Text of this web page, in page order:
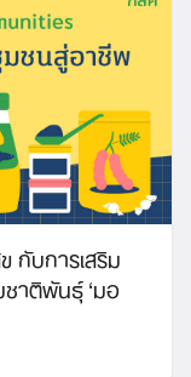
กับการเสริม
าติพันธุ์ ‘มอ